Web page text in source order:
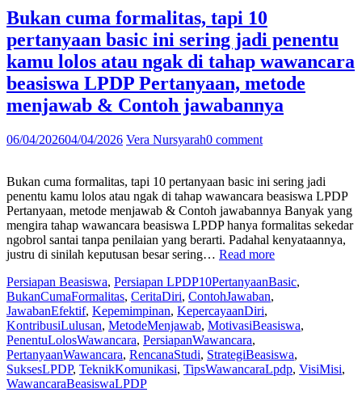
seleksi
TBS
Beasiswa
LPDP!
Peluang
&
Perbandingan”
Bukan cuma formalitas, tapi 10
pertanyaan basic ini sering jadi penentu
kamu lolos atau ngak di tahap wawancara
beasiswa LPDP Pertanyaan, metode
menjawab & Contoh jawabannya
06/04/202604/04/2026 Vera Nursyarah0 comment
Bukan cuma formalitas, tapi 10 pertanyaan basic ini sering jadi
penentu kamu lolos atau ngak di tahap wawancara beasiswa LPDP
Pertanyaan, metode menjawab & Contoh jawabannya Banyak yang
mengira tahap wawancara beasiswa LPDP hanya formalitas sekedar
ngobrol santai tanpa penilaian yang berarti. Padahal kenyataannya,
justru di sinilah keputusan besar sering… Read more“Bukan
formalitas,
pertanyaan
ini
sering
Persiapan Beasiswa, Persiapan LPDP10PertanyaanBasic,
BukanCumaFormalitas, CeritaDiri, ContohJawaban,
JawabanEfektif, Kepemimpinan, KepercayaanDiri,
KontribusiLulusan, MetodeMenjawab, MotivasiBeasiswa,
PenentuLolosWawancara, PersiapanWawancara,
PertanyaanWawancara, RencanaStudi, StrategiBeasiswa,
SuksesLPDP, TeknikKomunikasi, TipsWawancaraLpdp, VisiMisi,
WawancaraBeasiswaLPDP